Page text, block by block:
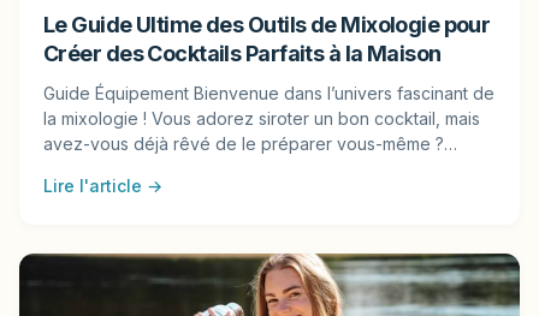
Le Guide Ultime des Outils de Mixologie pour
Créer des Cocktails Parfaits à la Maison
Guide Équipement Bienvenue dans l’univers fascinant de
la mixologie ! Vous adorez siroter un bon cocktail, mais
avez-vous déjà rêvé de le préparer vous-même ?…
Lire l'article →